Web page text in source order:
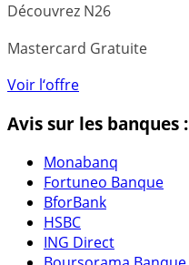
Découvrez N26
Mastercard Gratuite
Voir l‘offre
Avis sur les banques :
Monabanq
Fortuneo Banque
BforBank
HSBC
ING Direct